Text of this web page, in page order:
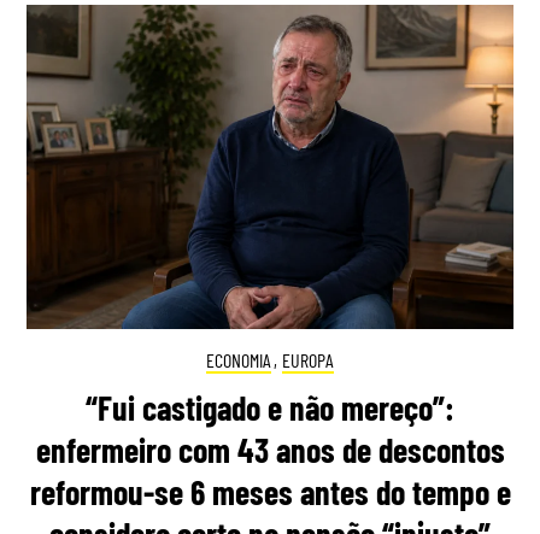
ECONOMIA , EUROPA
“Fui castigado e não mereço”:
enfermeiro com 43 anos de descontos
reformou-se 6 meses antes do tempo e